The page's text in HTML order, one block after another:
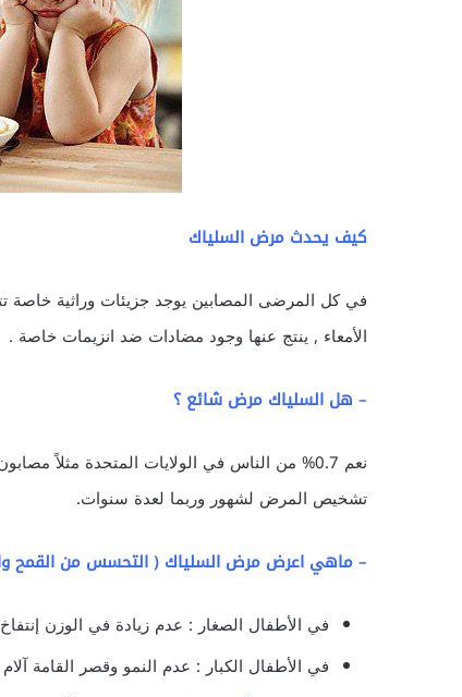
كيف يحدث مرض السلياك
في كل المرضى المصابين يوجد جزيئات وراثية خاصة
الأمعاء , ينتج عنها وجود مضادات ضد انزيمات خاصة .
– هل السلياك مرض شائع ؟
نعم 0.7% من الناس في الولايات المتحدة مثلاً
تشخيص المرض لشهور وربما لعدة سنوات.
– ماهي اعرض مرض السلياك ( التحسس من القمح
في الأطفال الصغار : عدم زيادة في الوزن
في الأطفال الكبار : عدم النمو وقصر القامة